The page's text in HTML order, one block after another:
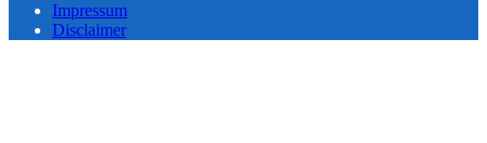
Impressum
Disclaimer